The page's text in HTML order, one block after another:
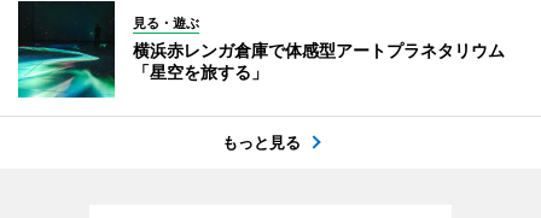
見る・遊ぶ
横浜赤レンガ倉庫で体感型アートプラネタリウム
「星空を旅する」
もっと見る